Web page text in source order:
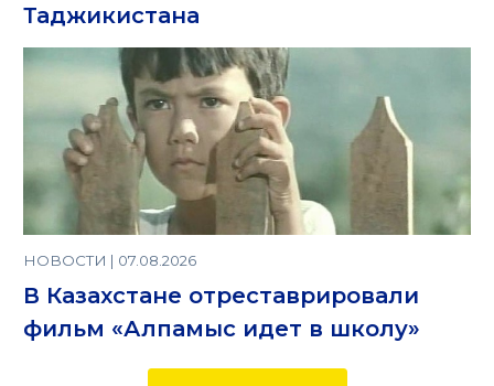
Таджикистана
НОВОСТИ | 07.08.2026
В Казахстане отреставрировали
фильм «Алпамыс идет в школу»